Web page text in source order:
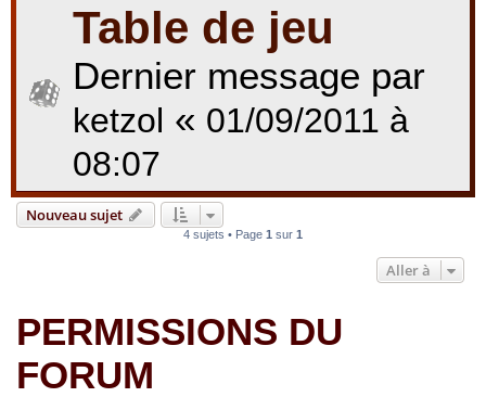
Table de jeu
Dernier message par
ketzol « 01/09/2011 à
08:07
Nouveau sujet
4 sujets • Page 1 sur 1
Aller à
PERMISSIONS DU
FORUM